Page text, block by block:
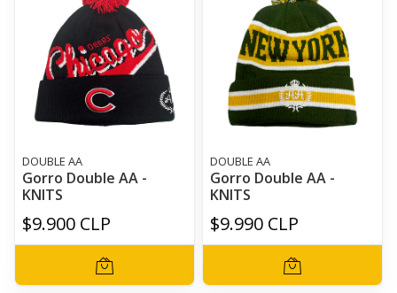
DOUBLE AA
Gorro Double AA -
KNITS
$9.900 CLP
DOUBLE AA
Gorro Double AA -
KNITS
$9.990 CLP